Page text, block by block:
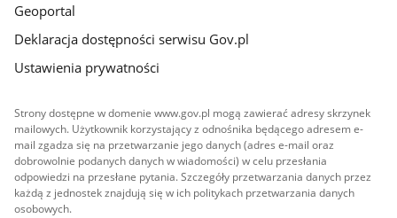
Geoportal
Deklaracja dostępności serwisu Gov.pl
Ustawienia prywatności
Strony dostępne w domenie www.gov.pl mogą zawierać adresy skrzynek
mailowych. Użytkownik korzystający z odnośnika będącego adresem e-
mail zgadza się na przetwarzanie jego danych (adres e-mail oraz
dobrowolnie podanych danych w wiadomości) w celu przesłania
odpowiedzi na przesłane pytania. Szczegóły przetwarzania danych przez
każdą z jednostek znajdują się w ich politykach przetwarzania danych
osobowych.